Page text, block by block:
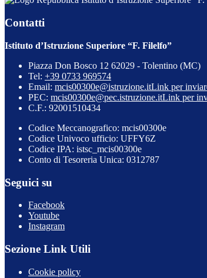
Contatti
Istituto d’Istruzione Superiore “F. Filelfo”
Piazza Don Bosco 12 62029 - Tolentino (MC)
Tel: +39 0733 969574
Email: mcis00300e@istruzione.itLink per
PEC: mcis00300e@pec.istruzione.itLink per
C.F.: 92001510434
Codice Meccanografico: mcis00300e
Codice Univoco ufficio: UFFY6Z
Codice IPA: istsc_mcis00300e
Conto di Tesoreria Unica: 0312787
Seguici su
Facebook
Youtube
Instagram
Sezione Link Utili
Cookie policy